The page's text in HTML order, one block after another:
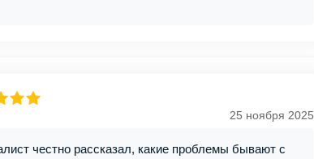
25 ноября 2025
честно рассказал, какие проблемы бывают с